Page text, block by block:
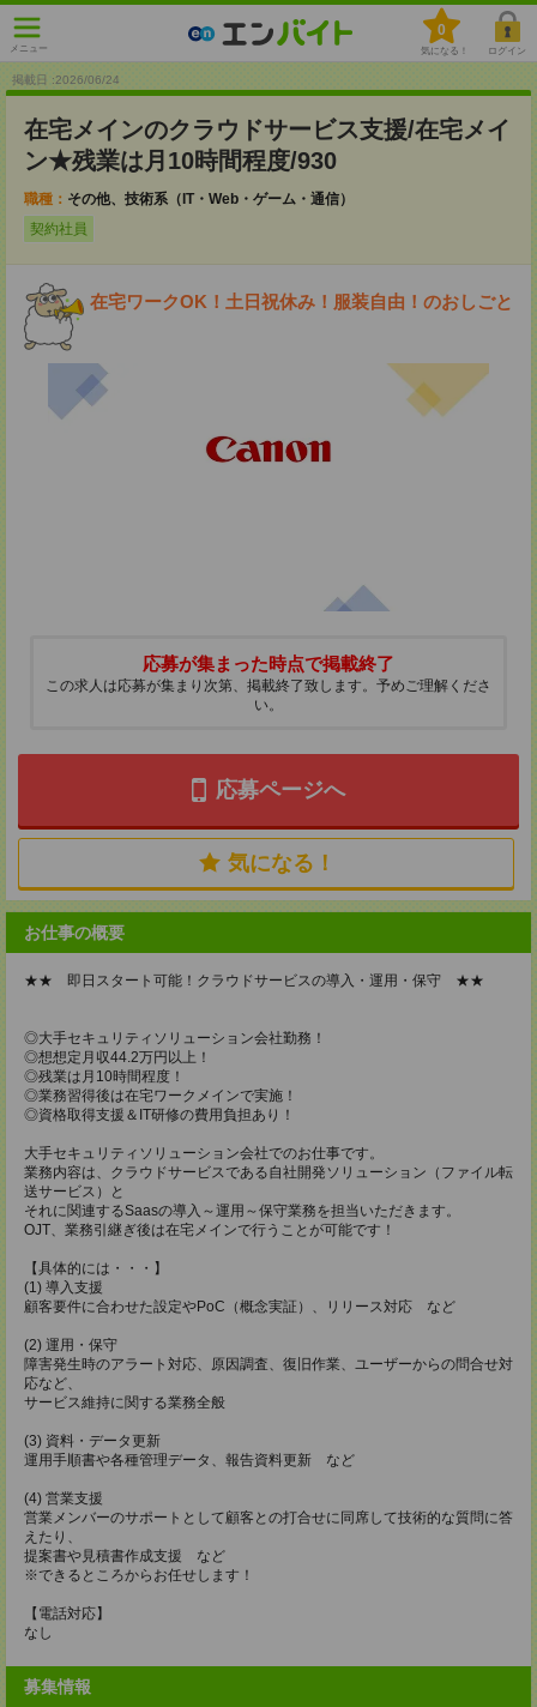
メニュー
0
気になる！ ログイン
掲載日 :2026/06/24
在宅メインのクラウドサービス支援/在宅メイ
ン★残業は月10時間程度/930
職種： その他、技術系（IT・Web・ゲーム・通信）
契約社員
在宅ワークOK！土日祝休み！服装自由！のおしごと
応募が集まった時点で掲載終了
この求人は応募が集まり次第、掲載終了致します。予めご理解くださ
い。
応募ページへ
気になる！
お仕事の概要
★★ 即日スタート可能！クラウドサービスの導入・運用・保守 ★★
◎大手セキュリティソリューション会社勤務！
◎想想定月収44.2万円以上！
◎残業は月10時間程度！
◎業務習得後は在宅ワークメインで実施！
◎資格取得支援＆IT研修の費用負担あり！
大手セキュリティソリューション会社でのお仕事です。
業務内容は、クラウドサービスである自社開発ソリューション（ファイル転
送サービス）と
それに関連するSaasの導入～運用～保守業務を担当いただきます。
OJT、業務引継ぎ後は在宅メインで行うことが可能です！
【具体的には・・・】
(1) 導入支援
顧客要件に合わせた設定やPoC（概念実証）、リリース対応 など
(2) 運用・保守
障害発生時のアラート対応、原因調査、復旧作業、ユーザーからの問合せ対
応など、
サービス維持に関する業務全般
(3) 資料・データ更新
運用手順書や各種管理データ、報告資料更新 など
(4) 営業支援
営業メンバーのサポートとして顧客との打合せに同席して技術的な質問に答
えたり、
提案書や見積書作成支援 など
※できるところからお任せします！
【電話対応】
なし
募集情報